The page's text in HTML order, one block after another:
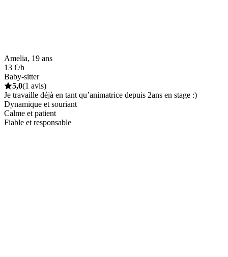
Amelia, 19 ans
13 €/h
Baby-sitter
5,0(1 avis)
Je travaille déjà en tant qu’animatrice depuis 2ans en stage :)
Dynamique et souriant
Calme et patient
Fiable et responsable